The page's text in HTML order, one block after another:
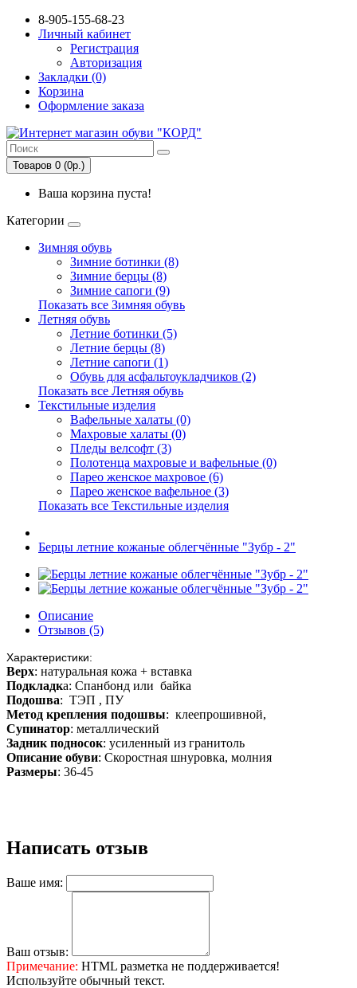
8-905-155-68-23
Личный кабинет
Регистрация
Авторизация
Закладки (0)
Корзина
Оформление заказа
Товаров 0 (0р.)
Ваша корзина пуста!
Категории
Зимняя обувь
Зимние ботинки (8)
Зимние берцы (8)
Зимние сапоги (9)
Показать все Зимняя обувь
Летняя обувь
Летние ботинки (5)
Летние берцы (8)
Летние сапоги (1)
Обувь для асфальтоукладчиков (2)
Показать все Летняя обувь
Текстильные изделия
Вафельные халаты (0)
Махровые халаты (0)
Пледы велсофт (3)
Полотенца махровые и вафельные (0)
Парео женское махровое (6)
Парео женское вафельное (3)
Показать все Текстильные изделия
Берцы летние кожаные облегчённые "Зубр - 2"
Описание
Отзывов (5)
Характеристики:
Верх: натуральная кожа + вставка
Подкладка: Спанбонд или байка
Подошва: ТЭП , ПУ
Метод крепления подошвы: клеепрошивной,
Супинатор: металлический
Задник подносок: усиленный из гранитоль
Описание обуви: Скоростная шнуровка, молния
Размеры: 36-45
Написать отзыв
Ваше имя:
Ваш отзыв:
Примечание: HTML разметка не поддерживается!
Используйте обычный текст.